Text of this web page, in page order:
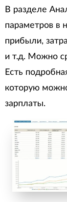
В разделе
параметров в
прибыли,
и т.д. Можно
Есть
которую
зарплаты.